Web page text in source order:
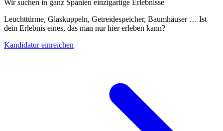
Wir suchen in ganz Spanien einzigartige Erlebnisse
Leuchttürme, Glaskuppeln, Getreidespeicher, Baumhäuser … Ist
dein Erlebnis eines, das man nur hier erleben kann?
Kandidatur einreichen